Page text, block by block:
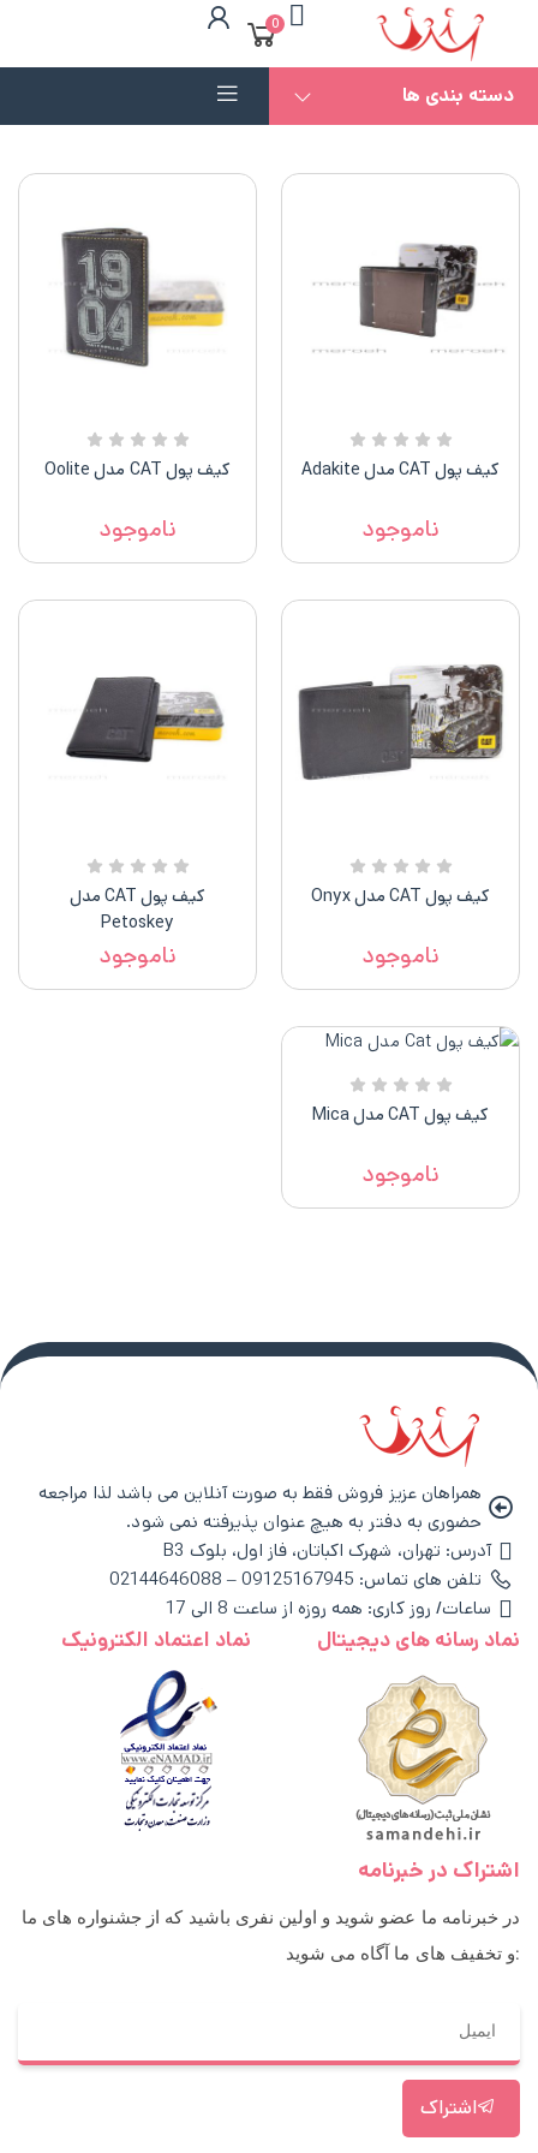
0
دسته بندی ها
کیف پول CAT مدل Adakite
ناموجود
کیف پول CAT مدل Oolite
ناموجود
کیف پول CAT مدل Onyx
ناموجود
کیف پول CAT مدل
Petoskey
ناموجود
کیف پول CAT مدل Mica
ناموجود
همراهان عزیز فروش فقط به صورت آنلاین می باشد لذا مراجعه
حضوری به دفتر به هیچ عنوان پذیرفته نمی شود.
آدرس: تهران، شهرک اکباتان، فاز اول، بلوک B3
تلفن های تماس: 09125167945 – 02144646088
ساعات/ روز کاری: همه روزه از ساعت 8 الی 17
نماد رسانه های دیجیتال نماد اعتماد الکترونیک
اشتراک در خبرنامه
در خبرنامه ما عضو شوید و اولین نفری باشید که از جشنواره های ما
و تخفیف های ما آگاه می شوید:
اشتراک